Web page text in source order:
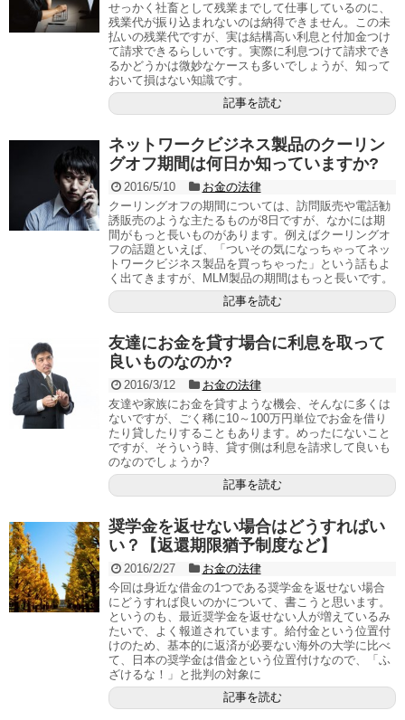
せっかく社畜として残業までして仕事しているのに、
残業代が振り込まれないのは納得できません。この未
払いの残業代ですが、実は結構高い利息と付加金つけ
て請求できるらしいです。実際に利息つけて請求でき
るかどうかは微妙なケースも多いでしょうが、知って
おいて損はない知識です。
記事を読む
ネットワークビジネス製品のクーリン
グオフ期間は何日か知っていますか?
2016/5/10
お金の法律
クーリングオフの期間については、訪問販売や電話勧
誘販売のような主たるものが8日ですが、なかには期
間がもっと長いものがあります。例えばクーリングオ
フの話題といえば、「ついその気になっちゃってネッ
トワークビジネス製品を買っちゃった」という話もよ
く出てきますが、MLM製品の期間はもっと長いです。
記事を読む
友達にお金を貸す場合に利息を取って
良いものなのか?
2016/3/12
お金の法律
友達や家族にお金を貸すような機会、そんなに多くは
ないですが、ごく稀に10～100万円単位でお金を借り
たり貸したりすることもあります。めったにないこと
ですが、そういう時、貸す側は利息を請求して良いも
のなのでしょうか?
記事を読む
奨学金を返せない場合はどうすればい
い？【返還期限猶予制度など】
2016/2/27
お金の法律
今回は身近な借金の1つである奨学金を返せない場合
にどうすれば良いのかについて、書こうと思います。
というのも、最近奨学金を返せない人が増えているみ
たいで、よく報道されています。給付金という位置付
けのため、基本的に返済が必要ない海外の大学に比べ
て、日本の奨学金は借金という位置付けなので、「ふ
ざけるな！」と批判の対象に
記事を読む